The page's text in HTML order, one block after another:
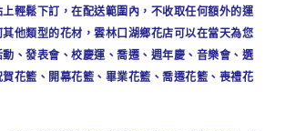
輕鬆下訂，在配送範圍內，不收取任何額外的運
他類型的花材，雲林 口湖鄉花店可以在當天為您
動、發表會、校慶運、喬遷、週年慶、音樂會、選
花籃、開幕花籃、畢業花籃、喬遷花籃、喪禮花